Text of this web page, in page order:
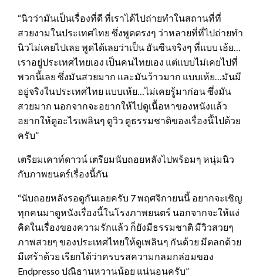
“นิวว่ามันเป็นเรื่องที่ดี ที่เราได้ไปถ่ายทําในสถานที่ที่
สวยงามในประเทศไทย ซึ่งพูดตรงๆ ว่าหลายที่ที่ไปถ่ายทำ
นิวไม่เคยไปเลย พูดได้เลยว่าเป็น อันซีนจริงๆ ที่แบบ เฮ้ย…
เราอยู่ประเทศไทยเอง เป็นคนไทยเอง แต่แบบไม่เคยไปที่
พวกนี้เลย ซึ่งมันสวยมาก และมันว้าวมาก แบบเห้ย…มันมี
อยู่จริงในประเทศไทย แบบเห้ย…ไม่เคยรู้มาก่อน ซึ่งมัน
สวยมาก นอกจากจะอยากให้ไปดูเนื้อหาของหนังแล้ว
อยากให้ดูอะไรเพลินๆ ดูวิว ดูธรรมชาติของเรื่องนี้ไปด้วย
ครับ”
เตรียมเคาท์ดาวน์ เตรียมนับถอยหลังไปพร้อมๆ หนุ่มนิว
กับภาพยนตร์เรื่องนี้กัน
“นับถอยหลังรอดูกันเลยครับ 7 พฤศจิกายนนี้ อยากจะเชิญ
ทุกคนมาดูหนังเรื่องนี้ในโรงภาพยนตร์ นอกจากจะให้แง่
คิดในเรื่องของความรักแล้ว ก็ยังมีธรรมชาติ มีวิวสวยๆ
ภาพสวยๆ ของประเทศไทยให้ดูเพลินๆ กันด้วย มีตลกด้วย
มีเศร้าด้วย เรียกได้ว่าครบรสความกลมกล่อมของ
Endpresso ปณิธานหวานน้อย แน่นอนครับ”